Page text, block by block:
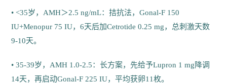
• <35岁，AMH＞2.5 ng/mL：拮抗法，Gonal-F 150
IU+Menopur 75 IU，6天后加Cetrotide 0.25 mg，总刺激天数
9-10天。
• 35-39岁，AMH 1.0-2.5：长方案，先给予Lupron 1 mg降调
14天，再启动Gonal-F 225 IU，平均获卵11枚。